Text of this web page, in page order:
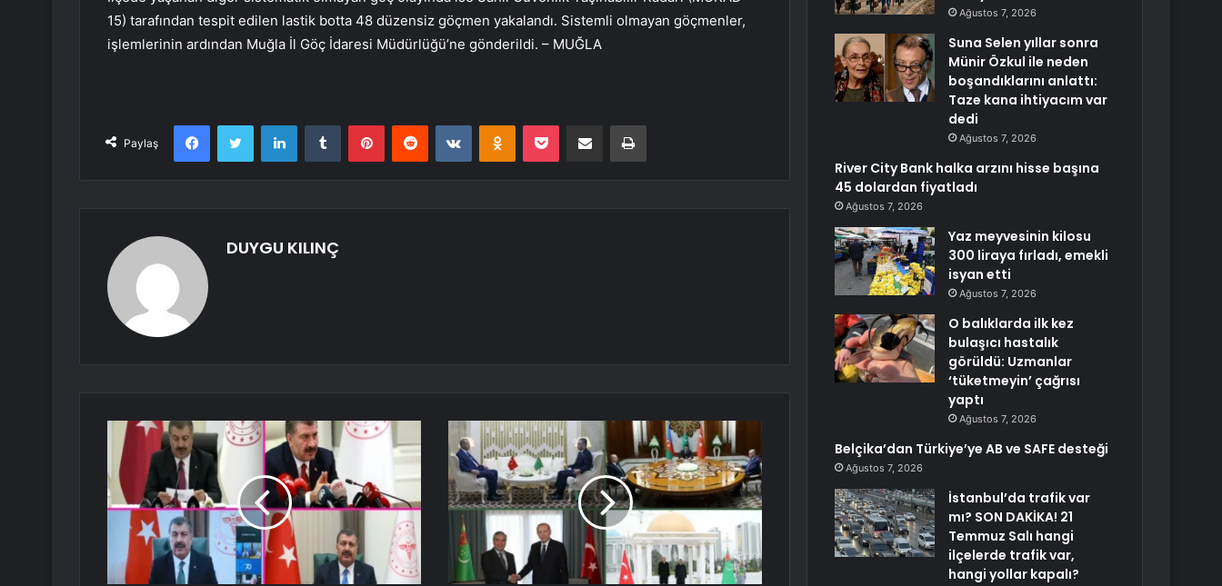
15) tarafından tespit edilen lastik botta 48 düzensiz göçmen yakalandı. Sistemli olmayan göçmenler,
işlemlerinin ardından Muğla İl Göç İdaresi Müdürlüğü’ne gönderildi. – MUĞLA
Paylaş
FacebookTwitter LinkedInTumblr PinterestReddit VKontakteOdnoklassniki
Pocket E-Posta ile paylaş Yazdır
DUYGU KILINÇ
Ağustos 7, 2026
Suna Selen yıllar sonra
Münir Özkul ile neden
boşandıklarını anlattı:
Taze kana ihtiyacım var
dedi
Ağustos 7, 2026
River City Bank halka arzını hisse başına
45 dolardan fiyatladı
Ağustos 7, 2026
Yaz meyvesinin kilosu
300 liraya fırladı, emekli
isyan etti
Ağustos 7, 2026
O balıklarda ilk kez
bulaşıcı hastalık
görüldü: Uzmanlar
‘tüketmeyin’ çağrısı
yaptı
Ağustos 7, 2026
Belçika’dan Türkiye’ye AB ve SAFE desteği
Ağustos 7, 2026
İstanbul’da trafik var
mı? SON DAKİKA! 21
Temmuz Salı hangi
ilçelerde trafik var,
hangi yollar kapalı?